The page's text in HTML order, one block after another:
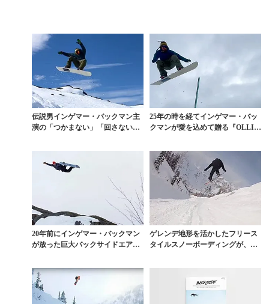
伝説男インゲマー・バックマン主
演の「つかまない」「回さない」
25年の時を経てインゲマー・バッ
クマンが愛を込めて贈る『OLLIE
20年前にインゲマー・バックマン
が放った巨大バックサイドエアを
ゲレンデ地形を活かしたフリース
タイルスノーボーディングが、こ